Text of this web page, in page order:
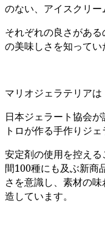
のない、アイスクリー
それぞれの良さがあ
の美味しさを知ってい
マリオジェラテリアは
日本ジェラート協会
トロが作る手作りジェ
安定剤の使用を控え
間100種にも及ぶ新商
さを意識し、素材の
造しています。